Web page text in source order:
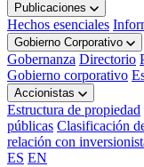
Publicaciones
Hechos esenciales
Gobierno Corporativo
Gobernanza Directorio
Gobierno corporativo
Accionistas
Estructura de propiedad
públicas Clasificación
relación con
ES EN